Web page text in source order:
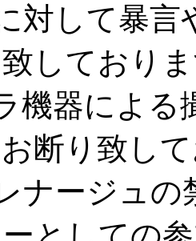
対して暴言
しており
機器による
断り致し
ナージュの